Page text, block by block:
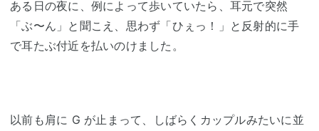
ある日の夜に、例によって歩いていたら、耳元で突然
「ぶ〜ん」と聞こえ、思わず「ひぇっ！」と反射的に手
で耳たぶ付近を払いのけました。
以前も肩に G が止まって、しばらくカップルみたいに並